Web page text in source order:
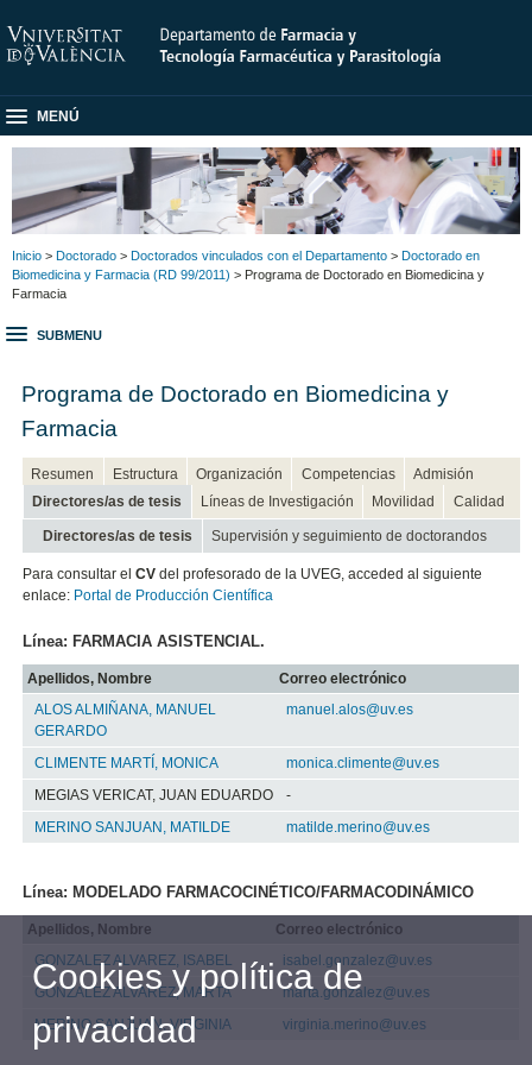
MENÚ
Inicio > Doctorado > Doctorados vinculados con el Departamento > Doctorado en
Biomedicina y Farmacia (RD 99/2011) > Programa de Doctorado en Biomedicina y
Farmacia
SUBMENU
Programa de Doctorado en Biomedicina y
Farmacia
Resumen Estructura Organización Competencias
Admisión
Directores/as de tesis
Líneas de Investigación Movilidad Calidad
Directores/as de tesis Supervisión y seguimiento de doctorandos
Para consultar elCV del profesorado de la UVEG, acceded al siguiente
enlace: Portal de Producción Científica
Línea: FARMACIA ASISTENCIAL.
Apellidos, Nombre
Correo electrónico
ALOS ALMIÑANA, MANUEL
GERARDO
manuel.alos@uv.es
CLIMENTE MARTÍ, MONICA
monica.climente@uv.es
MEGIAS VERICAT, JUAN EDUARDO
-
MERINO SANJUAN, MATILDE
matilde.merino@uv.es
Línea: MODELADO FARMACOCINÉTICO/FARMACODINÁMICO
Apellidos, Nombre
Correo electrónico
GONZALEZ ALVAREZ, ISABEL
isabel.gonzalez@uv.es
GONZALEZ ALVAREZ, MARTA
marta.gonzalez@uv.es
MERINO SANJUAN, VIRGINIA
virginia.merino@uv.es
Cookies y política de
privacidad